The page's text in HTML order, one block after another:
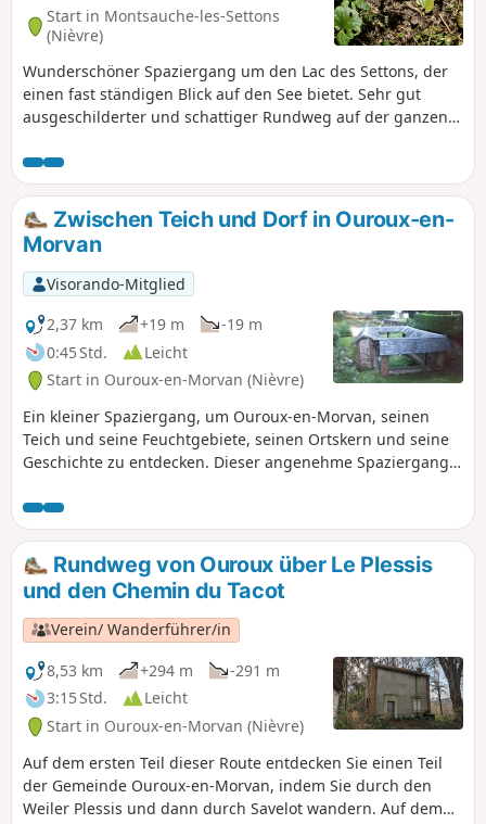
Start in Montsauche-les-Settons
(Nièvre)
Wunderschöner Spaziergang um den Lac des Settons, der
einen fast ständigen Blick auf den See bietet. Sehr gut
ausgeschilderter und schattiger Rundweg auf der ganzen
Zwischen Teich und Dorf in Ouroux-en-
Morvan
Visorando-Mitglied
2,37 km
+19 m
-19 m
0:45 Std.
Leicht
Start in Ouroux-en-Morvan (Nièvre)
Ein kleiner Spaziergang, um Ouroux-en-Morvan, seinen
Teich und seine Feuchtgebiete, seinen Ortskern und seine
Geschichte zu entdecken. Dieser angenehme Spaziergang
begeistern.
Rundweg von Ouroux über Le Plessis
und den Chemin du Tacot
Verein/ Wanderführer/in
8,53 km
+294 m
-291 m
3:15 Std.
Leicht
Start in Ouroux-en-Morvan (Nièvre)
Auf dem ersten Teil dieser Route entdecken Sie einen Teil
der Gemeinde Ouroux-en-Morvan, indem Sie durch den
Weiler Plessis und dann durch Savelot wandern. Auf dem